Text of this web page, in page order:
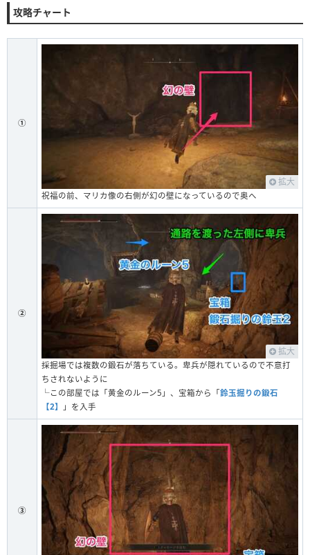
攻略チャート
①
拡大
祝福の前、マリカ像の右側が幻の壁になっているので奥へ
②
拡大
採掘場では複数の鍛石が落ちている。卑兵が隠れているので不意打
ちされないように
└この部屋では「黄金のルーン5」、宝箱から「鈴玉掘りの鍛石
【2】
」を入手
③